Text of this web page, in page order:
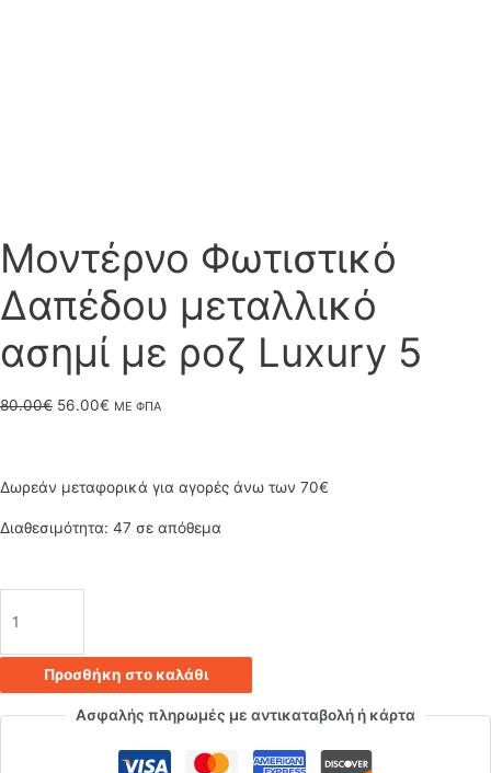
Μοντέρνο Φωτιστικό
Δαπέδου μεταλλικό
ασημί με ροζ Luxury 5
80.00€ Original
was:
80.00€.
56.00€ Η
τιμή
είναι:
ΜΕ ΦΠΑ
Δωρεάν μεταφορικά για αγορές άνω των 70€
Διαθεσιμότητα: 47 σε απόθεμα
Δαπέδου
Προσθήκη στο καλάθι
Ασφαλής πληρωμές με αντικαταβολή ή κάρτα